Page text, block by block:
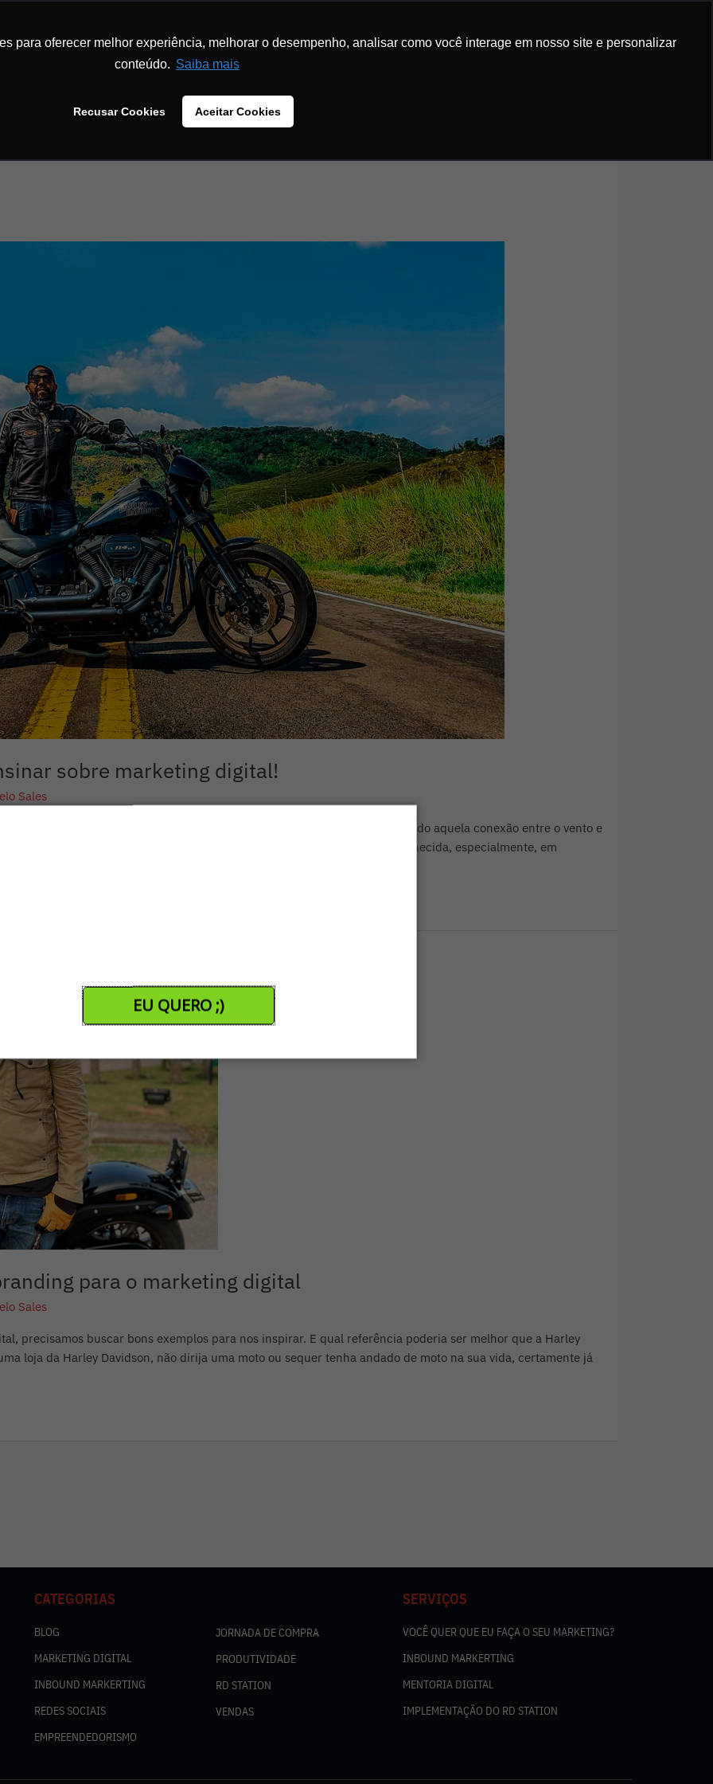
EU QUERO ;)
para oferecer melhor experiência, melhorar o desempenho, analisar como você interage em nosso site e personalizar
conteúdo. Saiba mais
Recusar Cookies Aceitar Cookies
INÍCIO SOBRE INBOUND MARKETING MENTORIA MATERIAIS GRATUITOS ORÇAMENTO
sobre marketing digital!
Sales
por colocar o pé na estrada, conhecendo lugares e sentindo aquela conexão entre o vento e
entre uma estrada e o marketing digital. Para encarar uma estrada desconhecida, especialmente, em
para o marketing digital
Sales
precisamos buscar bons exemplos para nos inspirar. E qual referência poderia ser melhor que a Harley
loja da Harley Davidson, não dirija uma moto ou sequer tenha andado de moto na sua vida, certamente já
CATEGORIAS
BLOG
MARKETING DIGITAL
INBOUND MARKERTING
REDES SOCIAIS
EMPREENDEDORISMO
JORNADA DE COMPRA
PRODUTIVIDADE
RD STATION
VENDAS
SERVIÇOS
VOCÊ QUER QUE EU FAÇA O SEU MARKETING?
INBOUND MARKERTING
MENTORIA DIGITAL
IMPLEMENTAÇÃO DO RD STATION